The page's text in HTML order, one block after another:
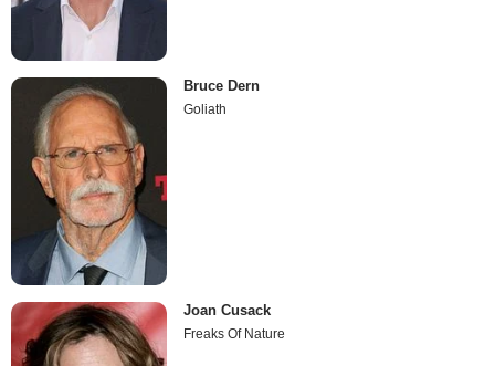
Bruce Dern
Goliath
Joan Cusack
Freaks Of Nature